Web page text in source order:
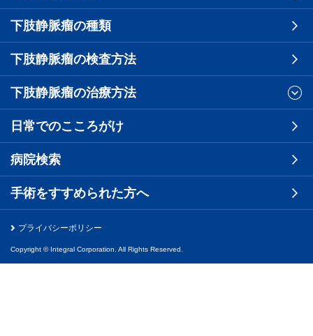
下肢静脈瘤の種類
下肢静脈瘤の検査方法
下肢静脈瘤の治療方法
日常でのこころがけ
病院検索
手術をすすめられた方へ
プライバシーポリシー
Copyright © Integral Corporation. All Rights Reserved.